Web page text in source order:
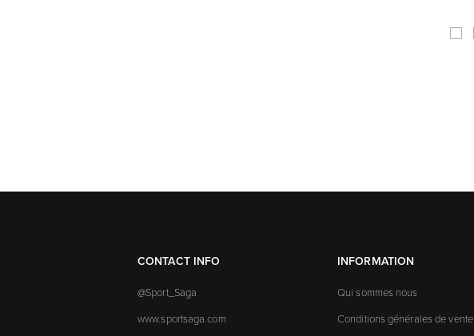
CONTACT INFO
@Sport_Saga
www.sportsaga.com
INFORMATION
Qui sommes nous
Conditions générales de vente